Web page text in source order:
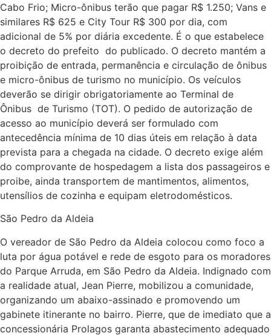
Cabo Frio; Micro-ônibus terão que pagar R$ 1.250; Vans e
similares R$ 625 e City Tour R$ 300 por dia, com
adicional de 5% por diária excedente. É o que estabelece
o decreto do prefeito do publicado. O decreto mantém a
proibição de entrada, permanência e circulação de ônibus
e micro-ônibus de turismo no município. Os veículos
deverão se dirigir obrigatoriamente ao Terminal de
Ônibus de Turismo (TOT). O pedido de autorização de
acesso ao município deverá ser formulado com
antecedência mínima de 10 dias úteis em relação à data
prevista para a chegada na cidade. O decreto exige além
do comprovante de hospedagem a lista dos passageiros e
proibe, ainda transportem de mantimentos, alimentos,
utensílios de cozinha e equipam eletrodomésticos.
São Pedro da Aldeia
O vereador de São Pedro da Aldeia colocou como foco a
luta por água potável e rede de esgoto para os moradores
do Parque Arruda, em São Pedro da Aldeia. Indignado com
a realidade atual, Jean Pierre, mobilizou a comunidade,
organizando um abaixo-assinado e promovendo um
gabinete itinerante no bairro. Pierre, que de imediato que a
concessionária Prolagos garanta abastecimento adequado